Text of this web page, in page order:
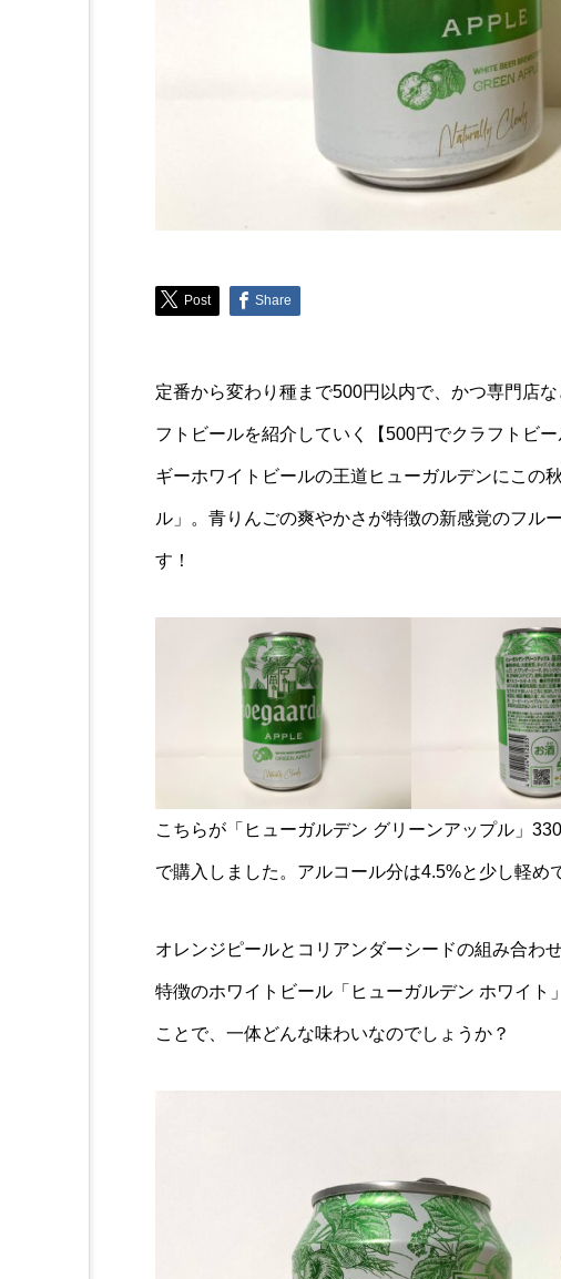
Post Share
定番から変わり種まで500円以内で、かつ専門店
フトビールを紹介していく【500円でクラフトビ
ギーホワイトビールの王道ヒューガルデンにこの
ル」。青りんごの爽やかさが特徴の新感覚のフル
す！
こちらが「ヒューガルデン グリーンアップル」
で購入しました。アルコール分は4.5%と少し軽め
オレンジピールとコリアンダーシードの組み合わ
特徴のホワイトビール「ヒューガルデン ホワイト
ことで、一体どんな味わいなのでしょうか？
Collection